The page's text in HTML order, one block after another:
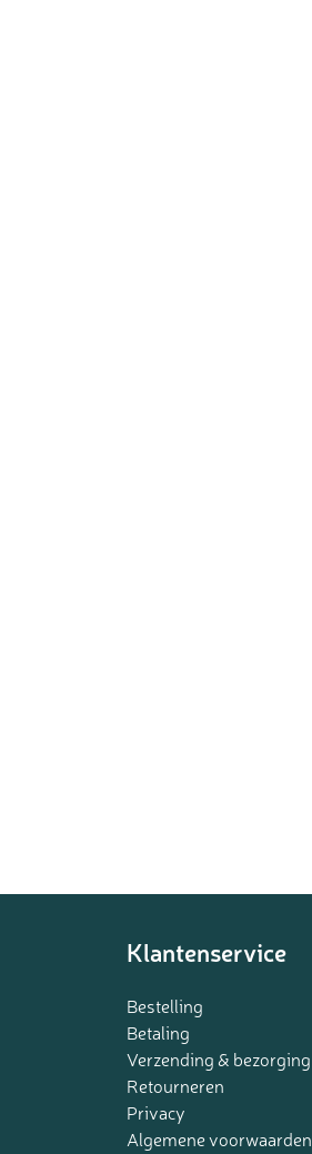
Klantenservice
Bestelling
Betaling
Verzending & bezorging
Retourneren
Privacy
Algemene voorwaarden